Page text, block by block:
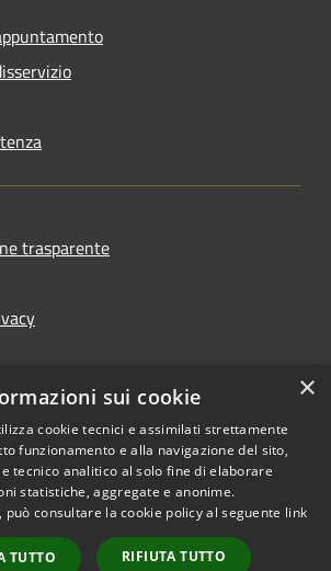
trasparente
accessibilità
Copyright © 2026 • Comune di
Costa Volpino • Powered by
Municipium•
Accesso
×
sui cookie
cookie tecnici e assimilati strettamente
funzionamento e alla navigazione del sito,
tecnico analitico al solo fine di elaborare
statistiche, aggregate e anonime.
consultare la cookie policy al seguente link
TUTTO RIFIUTA TUTTO